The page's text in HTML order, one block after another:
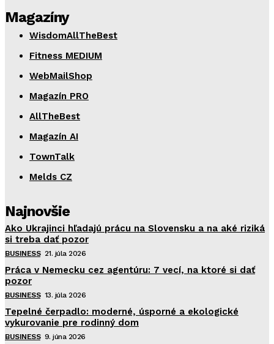
Magazíny
WisdomAllTheBest
Fitness MEDIUM
WebMailShop
Magazín PRO
AllTheBest
Magazín AI
TownTalk
Melds CZ
Najnovšie
Ako Ukrajinci hľadajú prácu na Slovensku a na aké riziká
si treba dať pozor
BUSINESS 21. júla 2026
Práca v Nemecku cez agentúru: 7 vecí, na ktoré si dať
pozor
BUSINESS 13. júla 2026
Tepelné čerpadlo: moderné, úsporné a ekologické
vykurovanie pre rodinný dom
BUSINESS 9. júna 2026